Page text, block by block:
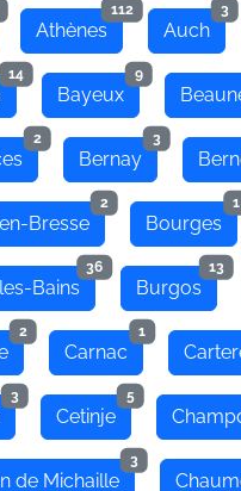
Athènes
112
Auch
3
14
Bayeux
9
2
Bernay
3
Bresse
2
Bourges
1
Bains
36
Burgos
13
2
Carnac
1
3
Cetinje
5
de Michaille
3